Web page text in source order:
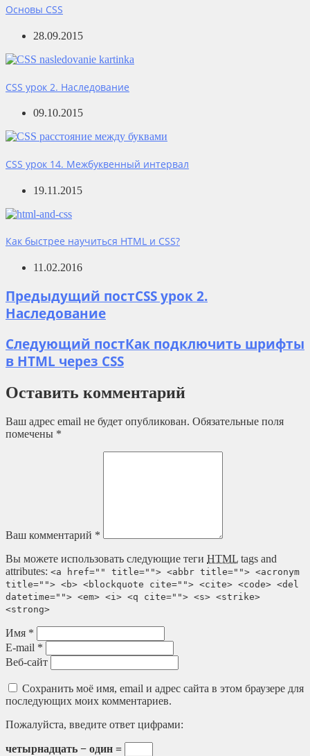
Основы CSS
28.09.2015
CSS урок 2. Наследование
09.10.2015
CSS урок 14. Межбуквенный интервал
19.11.2015
Как быстрее научиться HTML и CSS?
11.02.2016
Предыдущий постCSS урок 2.
Наследование
Следующий постКак подключить шрифты
в HTML через CSS
Оставить комментарий
Ваш адрес email не будет опубликован. Обязательные поля
помечены *
Ваш комментарий *
Вы можете использовать следующие теги HTML tags and
attributes: <a href="" title=""> <abbr title=""> <acronym
title=""> <b> <blockquote cite=""> <cite> <code> <del
datetime=""> <em> <i> <q cite=""> <s> <strike>
<strong>
Имя *
E-mail *
Веб-сайт
Сохранить моё имя, email и адрес сайта в этом браузере для
последующих моих комментариев.
Пожалуйста, введите ответ цифрами:
четырнадцать − один =